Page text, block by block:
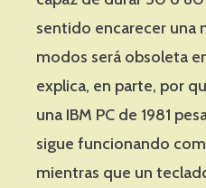
sentido encarecer una
modos será obsoleta
explica, en parte, por
una IBM PC de 1981
sigue funcionando
mientras que un